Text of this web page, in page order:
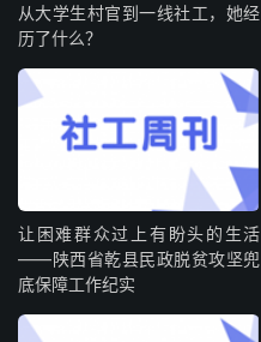
从大学生村官到一线社工，她经
历了什么？
让困难群众过上有盼头的生活
——陕西省乾县民政脱贫攻坚兜
底保障工作纪实